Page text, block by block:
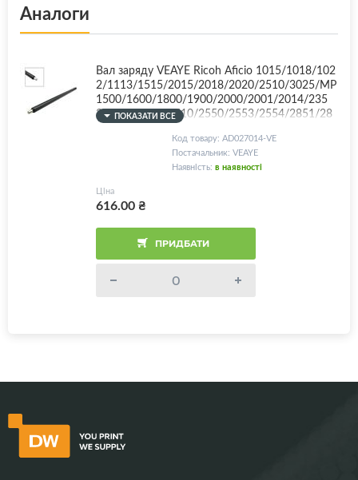
Аналоги
Вал заряду VEAYE Ricoh Aficio 1015/1018/102
2/1113/1515/2015/2018/2020/2510/3025/MP
1500/1600/1800/1900/2000/2001/2014/235
2/2500/2501/2510/2550/2553/2554/2851/28
52/3010/3030/3054/3350/3351/3352/3353/G
estetner DSm615/618/625/716/725/AD02701
8/AD027014/G0523510
ПОКАЗАТИ ВСЕ
Код товару: AD027014-VE
Постачальник: VEAYE
Наявність: в наявності
Ціна
616.00₴
ПРИДБАТИ